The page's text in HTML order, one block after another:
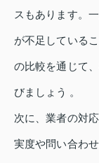
スもあります。
が不足している
の比較を通じて
びましょう 。
次に、業者の対
実度や問い合わ